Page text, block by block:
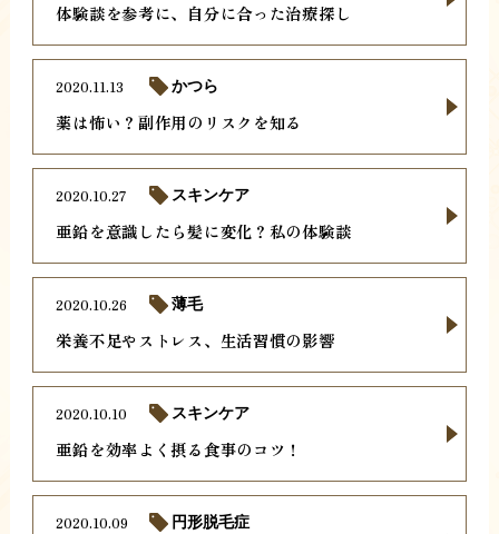
体験談を参考に、自分に合った治療探し
薬は怖い？副作用のリスクを知る
2020.11.13 かつら
亜鉛を意識したら髪に変化？私の体験談
2020.10.27 スキンケア
栄養不足やストレス、生活習慣の影響
2020.10.26 薄毛
亜鉛を効率よく摂る食事のコツ！
2020.10.10 スキンケア
2020.10.09 円形脱毛症